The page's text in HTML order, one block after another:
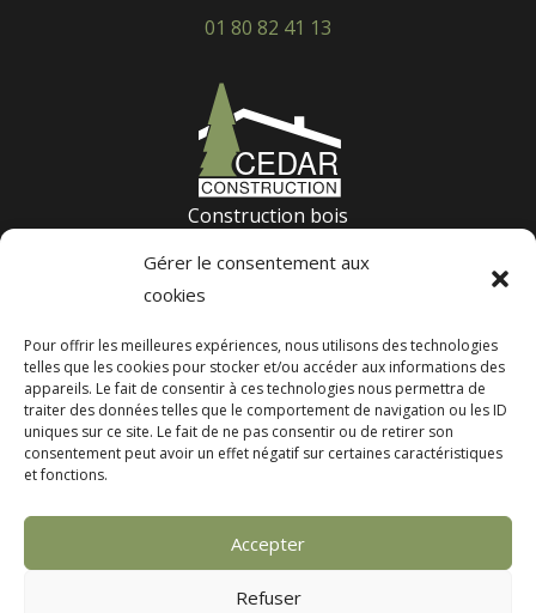
Gérer le consentement aux
cookies
Pour offrir les meilleures expériences, nous utilisons des technologies
telles que les cookies pour stocker et/ou accéder aux informations des
appareils. Le fait de consentir à ces technologies nous permettra de
traiter des données telles que le comportement de navigation ou les ID
uniques sur ce site. Le fait de ne pas consentir ou de retirer son
consentement peut avoir un effet négatif sur certaines caractéristiques
et fonctions.
Accepter
Refuser
01 80 82 41 13
Construction bois
Nos réalisations
À propos de nous
Demander un devis